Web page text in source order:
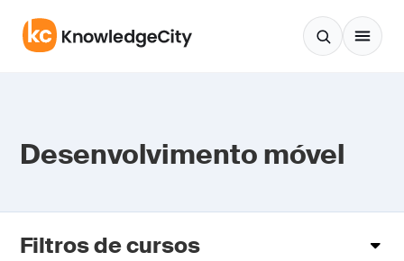
Desenvolvimento móvel
Filtros de cursos